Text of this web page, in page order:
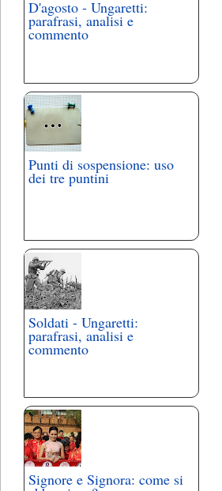
D'agosto - Ungaretti:
parafrasi, analisi e
commento
Punti di sospensione: uso
dei tre puntini
Soldati - Ungaretti:
parafrasi, analisi e
commento
Signore e Signora: come si